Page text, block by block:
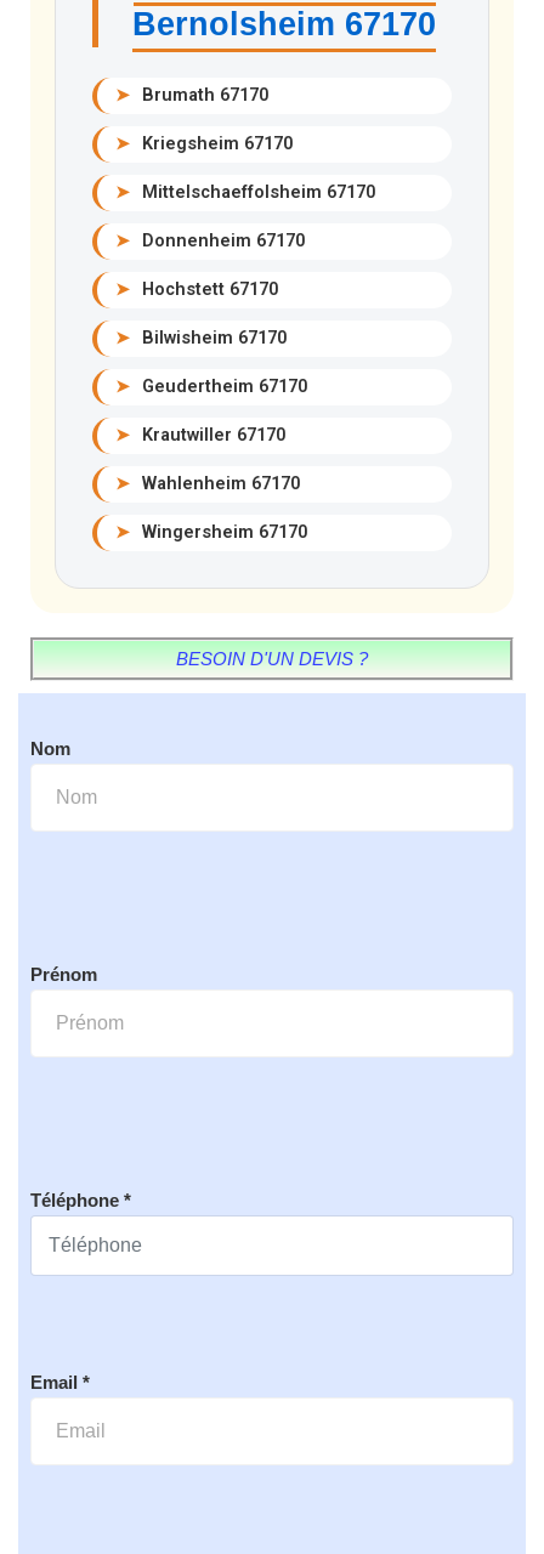
Bernolsheim 67170
➤ Brumath 67170
➤ Kriegsheim 67170
➤ Mittelschaeffolsheim 67170
➤ Donnenheim 67170
➤ Hochstett 67170
➤ Bilwisheim 67170
➤ Geudertheim 67170
➤ Krautwiller 67170
➤ Wahlenheim 67170
➤ Wingersheim 67170
BESOIN D'UN DEVIS ?
Nom
Prénom
Téléphone *
Email *